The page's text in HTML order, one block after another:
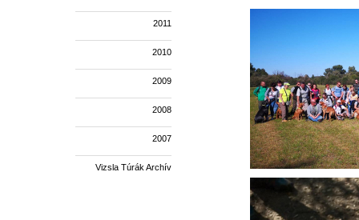
2011
2010
2009
2008
2007
Vizsla Túrák Archív